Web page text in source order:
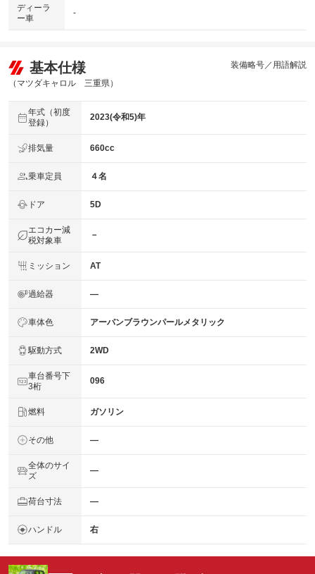
ディーラ
ー車
-
基本仕様
（マツダキャロル 三重県）
装備略号／用語解説
年式（初度
登録）
2023(令和5)年
排気量 660cc
乗車定員 ４名
ドア 5D
エコカー減
税対象車
－
ミッション AT
過給器 ―
車体色 アーバンブラウンパールメタリック
駆動方式 2WD
車台番号下
3桁
096
燃料 ガソリン
その他 ―
全体のサイ
ズ
―
荷台寸法 ―
ハンドル 右